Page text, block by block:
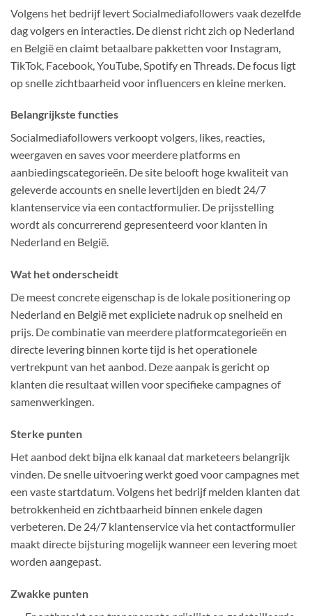
Volgens het bedrijf levert Socialmediafollowers vaak dezelfde
dag volgers en interacties. De dienst richt zich op Nederland
en België en claimt betaalbare pakketten voor Instagram,
TikTok, Facebook, YouTube, Spotify en Threads. De focus ligt
op snelle zichtbaarheid voor influencers en kleine merken.
Belangrijkste functies
Socialmediafollowers verkoopt volgers, likes, reacties,
weergaven en saves voor meerdere platforms en
aanbiedingscategorieën. De site belooft hoge kwaliteit van
geleverde accounts en snelle levertijden en biedt 24/7
klantenservice via een contactformulier. De prijsstelling
wordt als concurrerend gepresenteerd voor klanten in
Nederland en België.
Wat het onderscheidt
De meest concrete eigenschap is de lokale positionering op
Nederland en België met expliciete nadruk op snelheid en
prijs. De combinatie van meerdere platformcategorieën en
directe levering binnen korte tijd is het operationele
vertrekpunt van het aanbod. Deze aanpak is gericht op
klanten die resultaat willen voor specifieke campagnes of
samenwerkingen.
Sterke punten
Het aanbod dekt bijna elk kanaal dat marketeers belangrijk
vinden. De snelle uitvoering werkt goed voor campagnes met
een vaste startdatum. Volgens het bedrijf melden klanten dat
betrokkenheid en zichtbaarheid binnen enkele dagen
verbeteren. De 24/7 klantenservice via het contactformulier
maakt directe bijsturing mogelijk wanneer een levering moet
worden aangepast.
Zwakke punten